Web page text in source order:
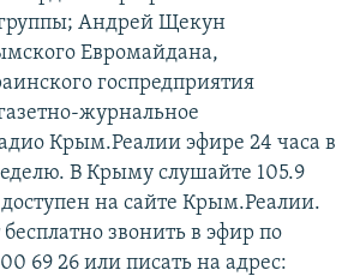
Андрей Щекун
Евромайдана,
госпредприятия
журнальное
Крым.Реалии эфире 24 часа в
В Крыму слушайте 105.9
на сайте Крым.Реалии.
звонить в эфир по
69 26 или писать на адрес: